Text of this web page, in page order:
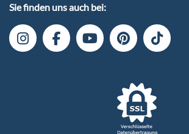
Sie finden uns auch bei: